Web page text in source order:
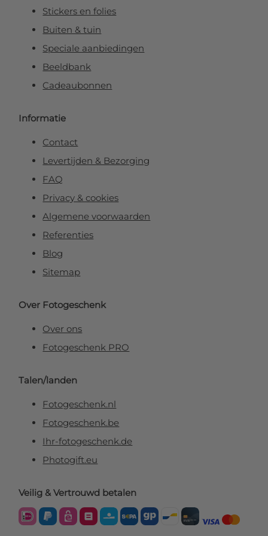
Stickers en folies
Buiten & tuin
Speciale aanbiedingen
Beeldbank
Cadeaubonnen
Informatie
Contact
Levertijden & Bezorging
FAQ
Privacy & cookies
Algemene voorwaarden
Referenties
Blog
Sitemap
Over Fotogeschenk
Over ons
Fotogeschenk PRO
Talen/landen
Fotogeschenk.nl
Fotogeschenk.be
Ihr-fotogeschenk.de
Photogift.eu
Veilig & Vertrouwd betalen